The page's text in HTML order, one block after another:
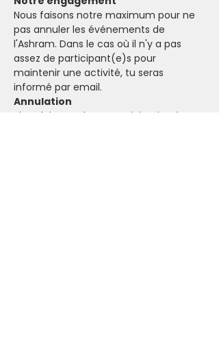
Nous faisons notre maximum pour ne
pas annuler les événements de
l'Ashram. Dans le cas où il n'y a pas
assez de participant(e)s pour
maintenir une activité, tu seras
informé par email.
Annulation
Si tu dois annuler ta participation à un